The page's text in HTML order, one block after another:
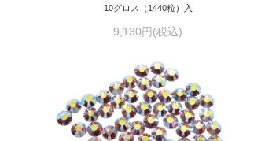
10グロス（1440粒）入
9,130円(税込)